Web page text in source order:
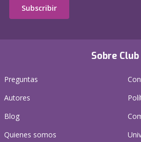
Sobre Club
Preguntas
Autores
Blog
Quienes somos
Subscribir